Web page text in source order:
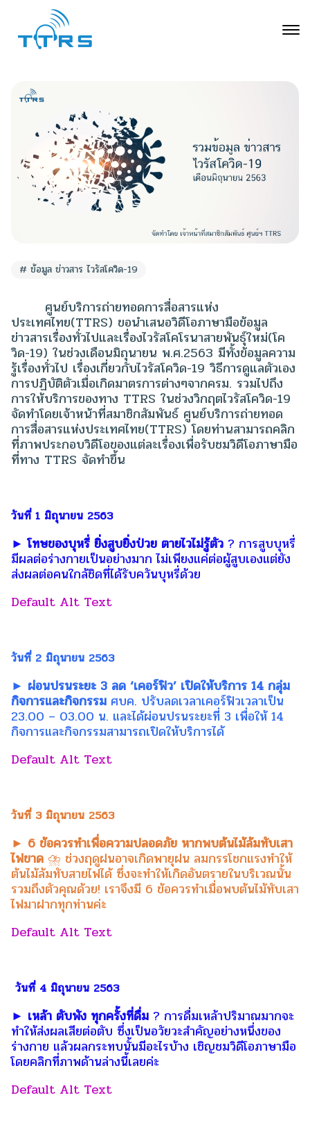
ข้อมูล ข่าวสาร ไวรัสโควิด-19
ศูนย์บริการถ่ายทอดการสื่อสารแห่ง
ประเทศไทย(TTRS) ขอนำเสนอวิดีโอภาษามือข้อมูล
ข่าวสารเรื่องทั่วไปและเรื่องไวรัสโคโรนาสายพันธุ์ใหม่(โค
วิด-19) ในช่วงเดือนมิถุนายน พ.ศ.2563 มีทั้งข้อมูลความ
รู้เรื่องทั่วไป เรื่องเกี่ยวกับไวรัสโควิด-19 วิธีการดูแลตัวเอง
การปฏิบัติตัวเมื่อเกิดมาตรการต่างๆจากครม. รวมไปถึง
การให้บริการของทาง TTRS ในช่วงวิกฤตไวรัสโควิด-19
จัดทำโดยเจ้าหน้าที่สมาชิกสัมพันธ์ ศูนย์บริการถ่ายทอด
การสื่อสารแห่งประเทศไทย(TTRS) โดยท่านสามารถคลิก
ที่ภาพประกอบวิดีโอของแต่ละเรื่องเพื่อรับชมวิดีโอภาษามือ
ที่ทาง TTRS จัดทำขึ้น
วันที่ 1 มิถุนายน 2563
► โทษของบุหรี่ ยิ่งสูบยิ่งป่วย ตายไวไม่รู้ตัว ? การสูบบุหรี่
มีผลต่อร่างกายเป็นอย่างมาก ไม่เพียงแค่ต่อผู้สูบเองแต่ยัง
ส่งผลต่อคนใกล้ชิดที่ได้รับควันบุหรี่ด้วย
วันที่ 2 มิถุนายน 2563
► ผ่อนปรนระยะ 3 ลด ‘เคอร์ฟิว’ เปิดให้บริการ 14 กลุ่ม
กิจการและกิจกรรม ศบค. ปรับลดเวลาเคอร์ฟิวเวลาเป็น
23.00 – 03.00 น. และได้ผ่อนปรนระยะที่ 3 เพื่อให้ 14
กิจการและกิจกรรมสามารถเปิดให้บริการได้
วันที่ 3 มิถุนายน 2563
► 6 ข้อควรทำเพื่อความปลอดภัย หากพบต้นไม้ล้มทับเสา
ไฟขาด ⛈ ช่วงฤดูฝนอาจเกิดพายุฝน ลมกรรโชกแรงทำให้
ต้นไม้ล้มทับสายไฟได้ ซึ่งจะทำให้เกิดอันตรายในบริเวณนั้น
รวมถึงตัวคุณด้วย! เราจึงมี 6 ข้อควรทำเมื่อพบต้นไม้ทับเสา
ไฟมาฝากทุกท่านค่ะ
วันที่ 4 มิถุนายน 2563
► เหล้า ตับพัง ทุกครั้งที่ดื่ม ? การดื่มเหล้าปริมาณมากจะ
ทำให้ส่งผลเสียต่อตับ ซึ่งเป็นอวัยวะสำคัญอย่างหนึ่งของ
ร่างกาย แล้วผลกระทบนั้นมีอะไรบ้าง เชิญชมวิดีโอภาษามือ
โดยคลิกที่ภาพด้านล่างนี้เลยค่ะ